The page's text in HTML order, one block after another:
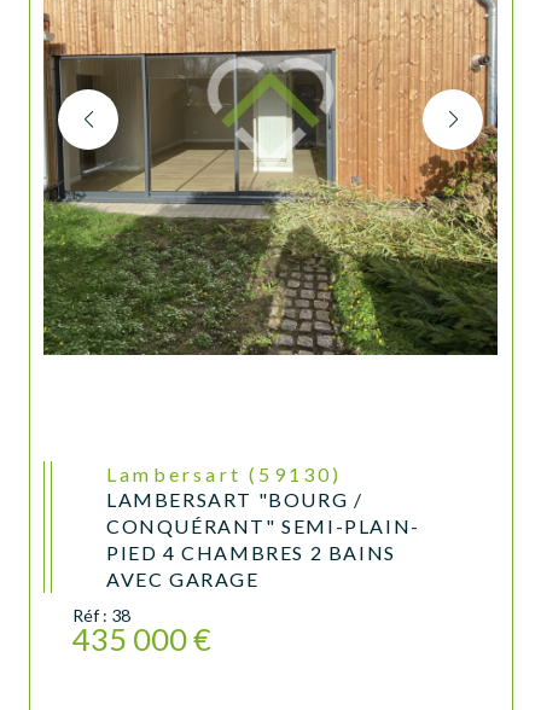
Lambersart (59130)
LAMBERSART "BOURG /
CONQUÉRANT" SEMI-PLAIN-
PIED 4 CHAMBRES 2 BAINS
AVEC GARAGE
Réf : 38
435 000 €